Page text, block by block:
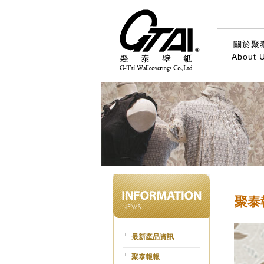
關於聚
About
最新產品資訊
聚泰報報
聚泰